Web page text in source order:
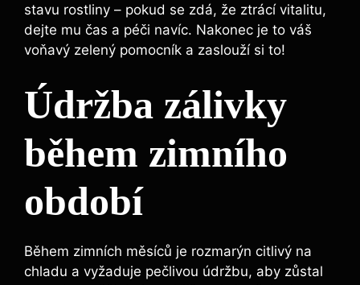
stavu rostliny – pokud se zdá, že ztrácí vitalitu,
dejte mu čas a péči navíc. Nakonec je to váš
voňavý zelený pomocník a zaslouží si to!
Údržba zálivky
během zimního
období
Během zimních měsíců je rozmarýn citlivý na
chladu a vyžaduje pečlivou údržbu, aby zůstal